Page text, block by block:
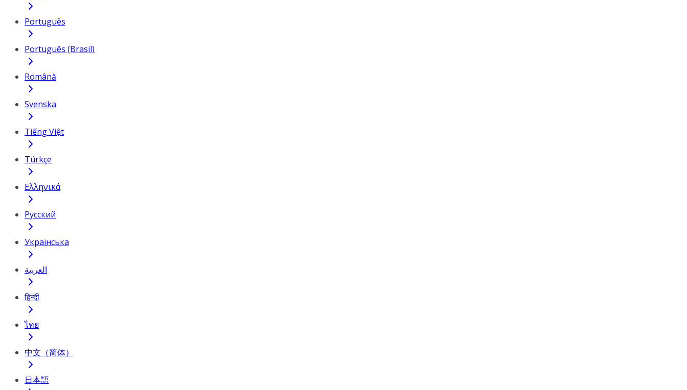
Português
Português (Brasil)
Română
Svenska
Tiếng Việt
Türkçe
Ελληνικά
Русский
Українська
العربية
हिन्दी
ไทย
中文（简体）
日本語